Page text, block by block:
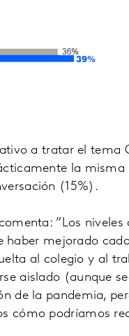
a tratar el tema
la misma
(15%).
”Los
mejorado
al colegio y al
aislado (aunque
de la pandemia,
cómo podríamos